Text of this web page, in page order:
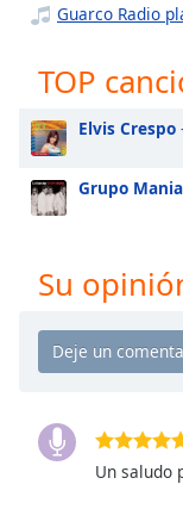
selected
Subtitles
subtitles
settings
settings
subtitles
off,
Audio
Track
Guarco Radio
TOP
Elvis Crespo
Grupo Mania
Su
Un saludo